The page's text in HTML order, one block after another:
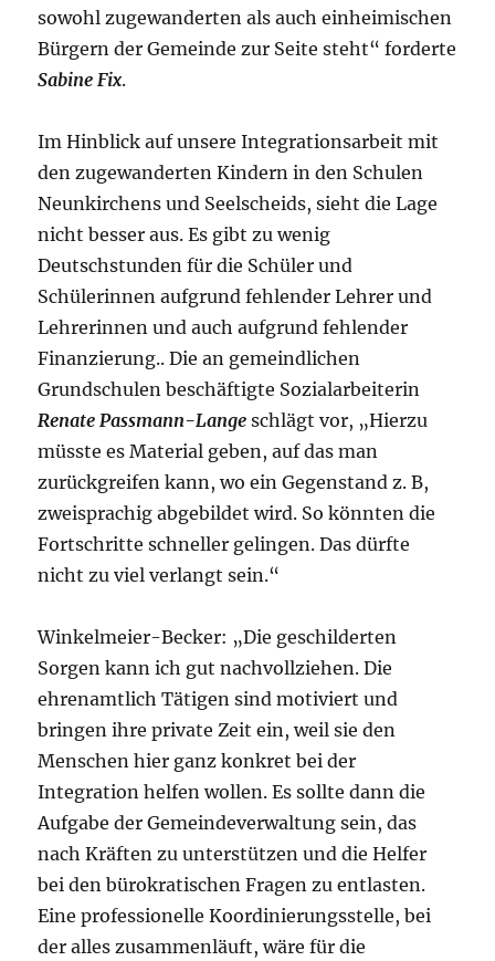
sowohl zugewanderten als auch einheimischen
Bürgern der Gemeinde zur Seite steht“ forderte
Sabine Fix.
Im Hinblick auf unsere Integrationsarbeit mit
den zugewanderten Kindern in den Schulen
Neunkirchens und Seelscheids, sieht die Lage
nicht besser aus. Es gibt zu wenig
Deutschstunden für die Schüler und
Schülerinnen aufgrund fehlender Lehrer und
Lehrerinnen und auch aufgrund fehlender
Finanzierung.. Die an gemeindlichen
Grundschulen beschäftigte Sozialarbeiterin
Renate Passmann-Lange schlägt vor, „Hierzu
müsste es Material geben, auf das man
zurückgreifen kann, wo ein Gegenstand z. B,
zweisprachig abgebildet wird. So könnten die
Fortschritte schneller gelingen. Das dürfte
nicht zu viel verlangt sein.“
Winkelmeier-Becker: „Die geschilderten
Sorgen kann ich gut nachvollziehen. Die
ehrenamtlich Tätigen sind motiviert und
bringen ihre private Zeit ein, weil sie den
Menschen hier ganz konkret bei der
Integration helfen wollen. Es sollte dann die
Aufgabe der Gemeindeverwaltung sein, das
nach Kräften zu unterstützen und die Helfer
bei den bürokratischen Fragen zu entlasten.
Eine professionelle Koordinierungsstelle, bei
der alles zusammenläuft, wäre für die